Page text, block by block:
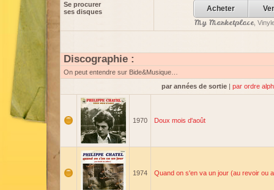
Se procurer
ses disques
Acheter
My Marketplace,
Discographie :
On peut entendre sur Bide&Musique…
par années de sortie | par ordre
1970 Doux mois d'août
1974 Quand on s'en va un jour (au revoir ou